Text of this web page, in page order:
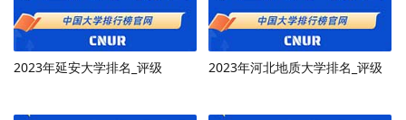
2023年延安大学排名_评级 2023年河北地质大学排名_评级